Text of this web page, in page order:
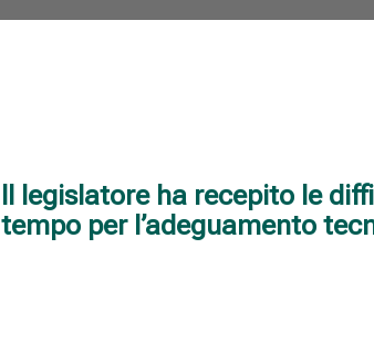
Il legislatore ha recepito le
tempo per l’adeguamento